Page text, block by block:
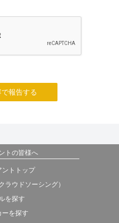
で報告する
トの皆様へ
ントトップ
ラウドソーシング）
を探す
ーを探す